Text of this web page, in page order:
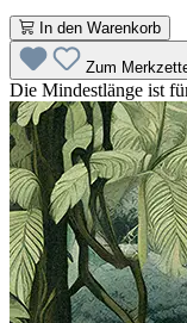
In den Warenkorb
Zum
Die Mindestlänge ist